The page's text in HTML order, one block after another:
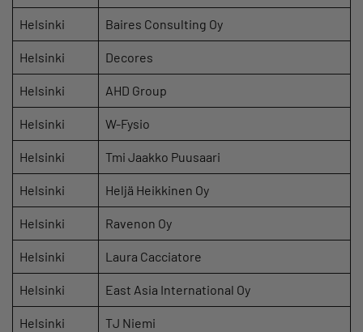
Helsinki Baires Consulting Oy
Helsinki Decores
Helsinki AHD Group
Helsinki W-Fysio
Helsinki Tmi Jaakko Puusaari
Helsinki Heljä Heikkinen Oy
Helsinki Ravenon Oy
Helsinki Laura Cacciatore
Helsinki East Asia International Oy
Helsinki TJ Niemi